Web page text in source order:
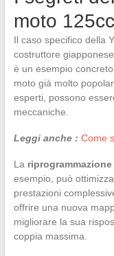
moto 125cc
Il caso specifico della
costruttore
è un esempio
moto già molto
esperti, possono
meccaniche.
Leggi anche : Come
La riprogrammazione
esempio, può
prestazioni
offrire una nuova
migliorare la sua
coppia massima.